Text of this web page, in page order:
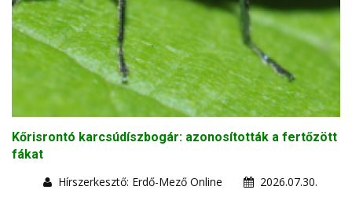
Kőrisrontó karcsúdíszbogár: azonosították a fertőzött
fákat
Hírszerkesztő: Erdő-Mező Online
2026.07.30.